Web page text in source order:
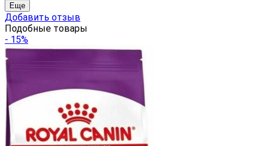
Еще
Добавить отзыв
Подобные товары
- 15%